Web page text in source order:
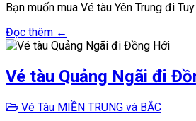
Bạn muốn mua Vé tàu Yên Trung đi
Đọc thêm ←
Vé tàu Quảng Ngãi đi
Vé Tàu MIỀN TRUNG và BẮC